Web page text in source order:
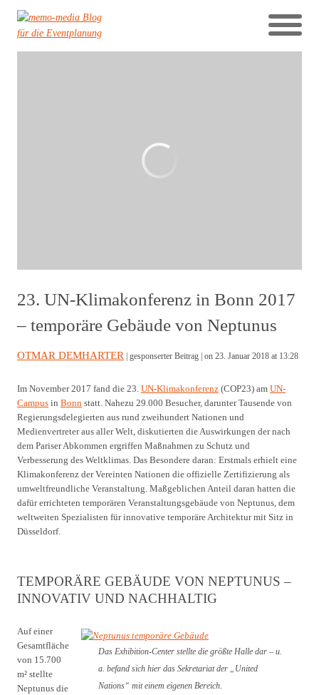
23. UN-Klimakonferenz in Bonn 2017
– temporäre Gebäude von Neptunus
OTMAR DEMHARTER | gesponserter Beitrag | on 23. Januar 2018 at 13:28
Im November 2017 fand die 23. UN-Klimakonferenz (COP23) am UN-
Campus in Bonn statt. Nahezu 29.000 Besucher, darunter Tausende von
Regierungsdelegierten aus rund zweihundert Nationen und
Medienvertreter aus aller Welt, diskutierten die Auswirkungen der nach
dem Pariser Abkommen ergriffen Maßnahmen zu Schutz und
Verbesserung des Weltklimas. Das Besondere daran: Erstmals erhielt eine
Klimakonferenz der Vereinten Nationen die offizielle Zertifizierung als
umweltfreundliche Veranstaltung. Maßgeblichen Anteil daran hatten die
dafür errichteten temporären Veranstaltungsgebäude von Neptunus, dem
weltweiten Spezialisten für innovative temporäre Architektur mit Sitz in
Düsseldorf.
TEMPORÄRE GEBÄUDE VON NEPTUNUS –
INNOVATIV UND NACHHALTIG
Das Exhibition-Center stellte die größte Halle dar – u.
a. befand sich hier das Sekretariat der „United
Nations“ mit einem eigenen Bereich.
Auf einer
Gesamtfläche
von 15.700
m² stellte
Neptunus die